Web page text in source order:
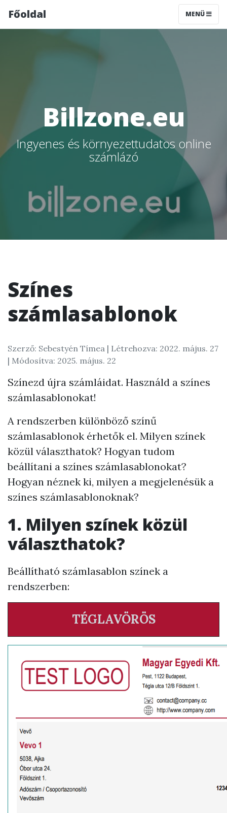
Főoldal MENÜ
Billzone.eu
Ingyenes és környezettudatos online
számlázó
Színes
számlasablonok
Szerző: Sebestyén Tímea | Létrehozva: 2022. május. 27
| Módosítva: 2025. május. 22
Színezd újra számláidat. Használd a színes
számlasablonokat!
A rendszerben különböző színű
számlasablonok érhetők el. Milyen színek
közül választhatok? Hogyan tudom
beállítani a színes számlasablonokat?
Hogyan néznek ki, milyen a megjelenésük a
színes számlasablonoknak?
1. Milyen színek közül
választhatok?
Beállítható számlasablon színek a
rendszerben:
TÉGLAVÖRÖS